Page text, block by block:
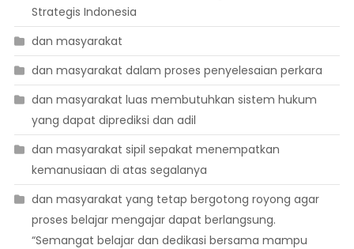
Strategis Indonesia
dan masyarakat
dan masyarakat dalam proses penyelesaian perkara
dan masyarakat luas membutuhkan sistem hukum
yang dapat diprediksi dan adil
dan masyarakat sipil sepakat menempatkan
kemanusiaan di atas segalanya
dan masyarakat yang tetap bergotong royong agar
proses belajar mengajar dapat berlangsung.
“Semangat belajar dan dedikasi bersama mampu